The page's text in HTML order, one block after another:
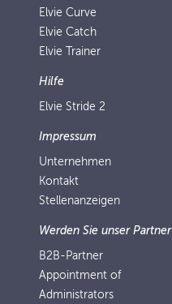
Elvie Curve
Elvie Catch
Elvie Trainer
Hilfe
Elvie Stride 2
Impressum
Unternehmen
Kontakt
Stellenanzeigen
Werden Sie unser Partner
B2B-Partner
Appointment of
Administrators